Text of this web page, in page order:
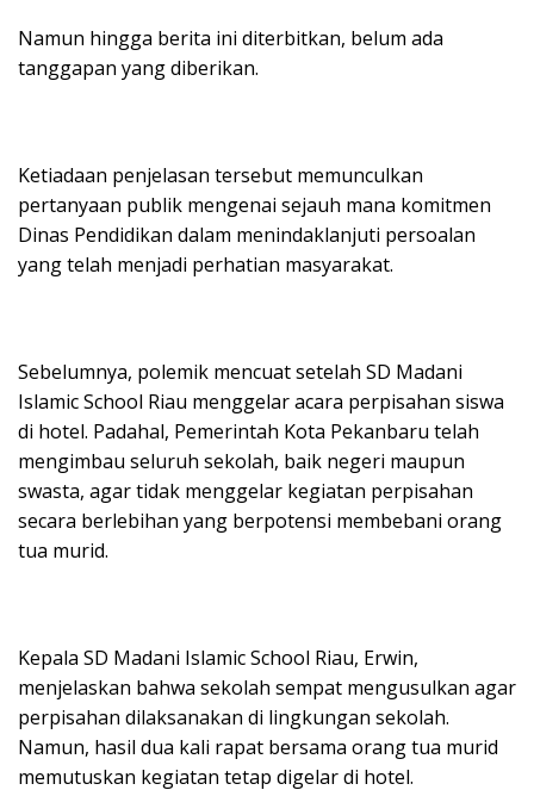
Namun hingga berita ini diterbitkan, belum ada
tanggapan yang diberikan.
Ketiadaan penjelasan tersebut memunculkan
pertanyaan publik mengenai sejauh mana komitmen
Dinas Pendidikan dalam menindaklanjuti persoalan
yang telah menjadi perhatian masyarakat.
Sebelumnya, polemik mencuat setelah SD Madani
Islamic School Riau menggelar acara perpisahan siswa
di hotel. Padahal, Pemerintah Kota Pekanbaru telah
mengimbau seluruh sekolah, baik negeri maupun
swasta, agar tidak menggelar kegiatan perpisahan
secara berlebihan yang berpotensi membebani orang
tua murid.
Kepala SD Madani Islamic School Riau, Erwin,
menjelaskan bahwa sekolah sempat mengusulkan agar
perpisahan dilaksanakan di lingkungan sekolah.
Namun, hasil dua kali rapat bersama orang tua murid
memutuskan kegiatan tetap digelar di hotel.